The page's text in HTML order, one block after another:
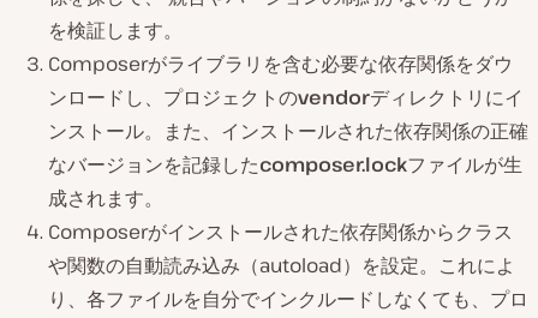
を検証します。
Composerがライブラリを含む必要な依存関係をダウ
ンロードし、プロジェクトのvendorディレクトリにイ
ンストール。また、インストールされた依存関係の正確
なバージョンを記録したcomposer.lockファイルが生
成されます。
Composerがインストールされた依存関係からクラス
や関数の自動読み込み（autoload）を設定。これによ
り、各ファイルを自分でインクルードしなくても、プロ